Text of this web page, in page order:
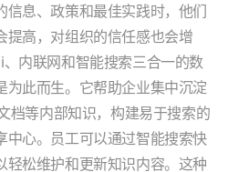
信息、政策和最佳实践时，他们
提高，对组织的信任感也会增
内联网和智能搜索三合一的数
为此而生。它帮助企业集中沉淀
档等内部知识，构建易于搜索的
中心。员工可以通过智能搜索快
轻松维护和更新知识内容。这种